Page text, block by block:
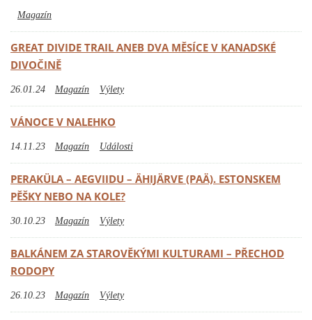
Magazín
GREAT DIVIDE TRAIL ANEB DVA MĚSÍCE V KANADSKÉ
DIVOČINĚ
26.01.24 Magazín Výlety
VÁNOCE V NALEHKO
14.11.23 Magazín Události
PERAKÜLA – AEGVIIDU – ÄHIJÄRVE (PAÄ). ESTONSKEM
PĚŠKY NEBO NA KOLE?
30.10.23 Magazín Výlety
BALKÁNEM ZA STAROVĚKÝMI KULTURAMI – PŘECHOD
RODOPY
26.10.23 Magazín Výlety